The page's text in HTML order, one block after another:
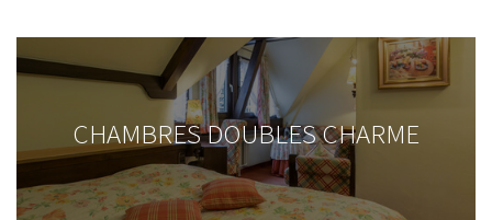
CHAMBRES DOUBLES CHARME